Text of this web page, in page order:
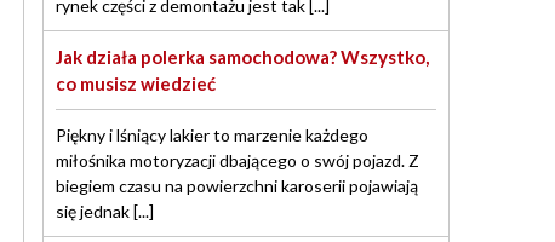
rynek części z demontażu jest tak [...]
Jak działa polerka samochodowa? Wszystko,
co musisz wiedzieć
Piękny i lśniący lakier to marzenie każdego
miłośnika motoryzacji dbającego o swój pojazd. Z
biegiem czasu na powierzchni karoserii pojawiają
się jednak [...]